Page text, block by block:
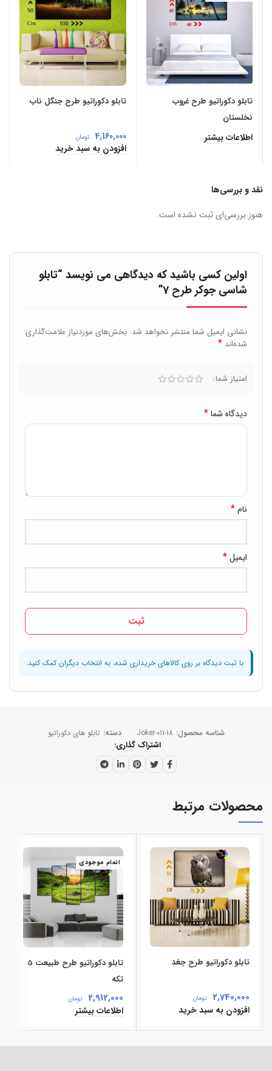
تابلو دکوراتیو طرح غروب
نخلستان
اطلاعات بیشتر
تابلو دکوراتیو طرح جنگل ناب
4,160,000 تومان
افزودن به سبد خرید
نقد و بررسی‌ها
هنوز بررسی‌ای ثبت نشده است.
اولین کسی باشید که دیدگاهی می نویسد “تابلو
شاسی جوکر طرح 7”
نشانی ایمیل شما منتشر نخواهد شد. بخش‌های موردنیاز علامت‌گذاری
شده‌اند *
امتیاز شما
دیدگاه شما*
نام*
ایمیل*
شناسه محصول: Joker-011-18 دسته: تابلو های دکوراتیو
اشتراک گذاری
محصولات مرتبط
تابلو دکوراتیو طرح جغد
2,740,000 تومان
افزودن به سبد خرید
اتمام موجودی
تابلو دکوراتیو طرح طبیعت 5
تکه
2,912,000 تومان
اطلاعات بیشتر